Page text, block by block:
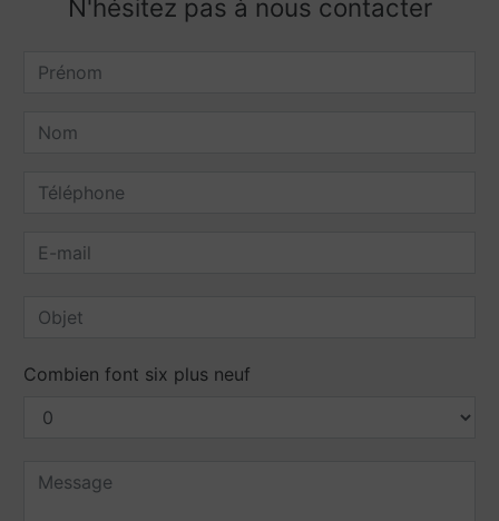
N'hésitez pas à nous contacter
Combien font six plus neuf